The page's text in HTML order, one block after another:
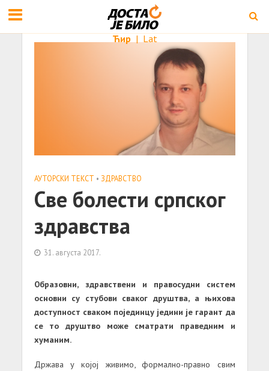
Ћир | Lat
АУТОРСКИ ТЕКСТ • ЗДРАВСТВО
Све болести српског
здравства
31. августа 2017.
Образовни, здравствени и правосудни систем
основни су стубови сваког друштва, а њихова
доступност сваком појединцу једини је гарант да
се то друштво може сматрати праведним и
хуманим.
Држава у којој живимо, формално-правно свим